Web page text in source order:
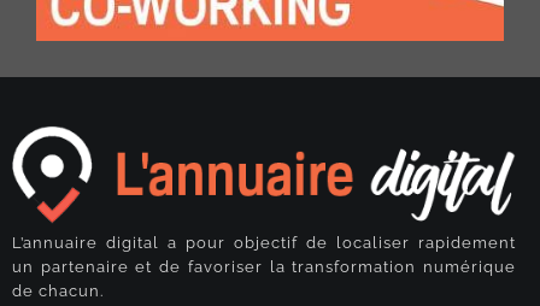
L’annuaire digital a pour objectif de localiser rapidement
un partenaire et de favoriser la transformation numérique
de chacun.